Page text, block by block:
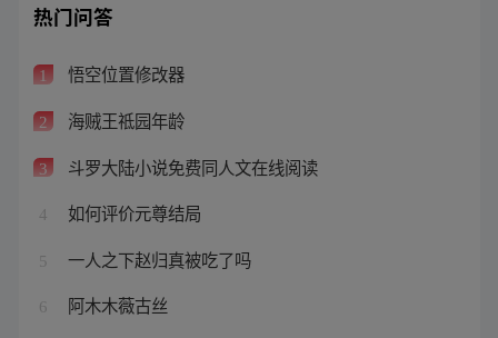
热门问答
1 悟空位置修改器
2 海贼王祗园年龄
3 斗罗大陆小说免费同人文在线阅读
4 如何评价元尊结局
5 一人之下赵归真被吃了吗
6 阿木木薇古丝